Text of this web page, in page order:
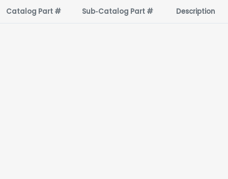
Catalog Part # Sub‑Catalog Part # Description